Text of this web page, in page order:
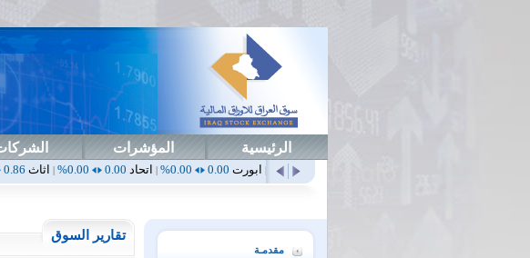
الرئيسية المؤشرات
0.00
|اتحاد0.00
|اثاث0.86
0.00%
|
مقدمـة
تقارير السوق